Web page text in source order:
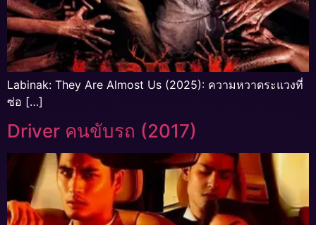
Labinak: They Are Almost Us (2025): ความหวาดระแวงที่
ซ่อ […]
Driver คนขับรถ (2017)